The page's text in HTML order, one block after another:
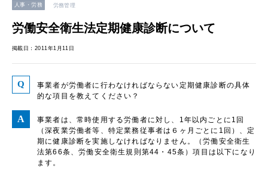
人事・労務 労務管理
労働安全衛生法定期健康診断について
掲載日：2011年1月11日
事業者が労働者に行わなければならない定期健康診断の具体
的な項目を教えてください？
事業者は、常時使用する労働者に対し、1年以内ごとに1回
（深夜業労働者等、特定業務従事者は６ヶ月ごとに1回）、定
期に健康診断を実施しなければなりません。（労働安全衛生
法第66条、労働安全衛生規則第44・45条）項目は以下になり
ます。